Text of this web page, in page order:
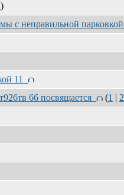
)
с неправильной парковкой
11
66 посвящается
(1 | 2